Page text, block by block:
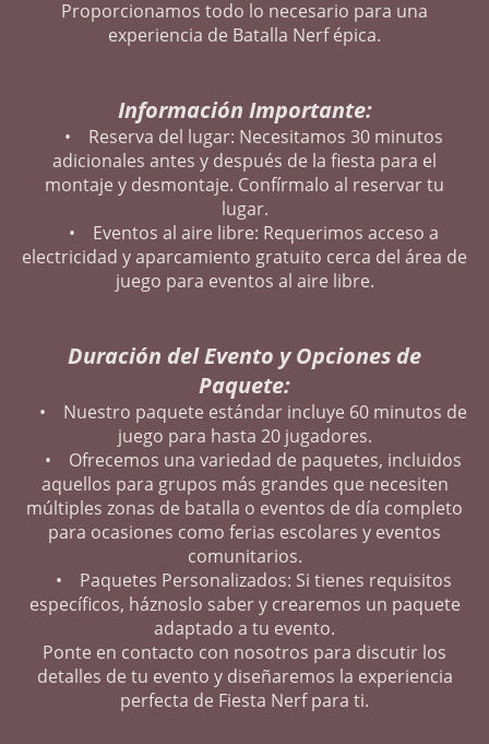
Proporcionamos todo lo necesario para una
experiencia de Batalla Nerf épica.
Información Importante:
• Reserva del lugar: Necesitamos 30 minutos
adicionales antes y después de la fiesta para el
montaje y desmontaje. Confírmalo al reservar tu
lugar.
• Eventos al aire libre: Requerimos acceso a
electricidad y aparcamiento gratuito cerca del área de
juego para eventos al aire libre.
Duración del Evento y Opciones de
Paquete:
• Nuestro paquete estándar incluye 60 minutos de
juego para hasta 20 jugadores.
• Ofrecemos una variedad de paquetes, incluidos
aquellos para grupos más grandes que necesiten
múltiples zonas de batalla o eventos de día completo
para ocasiones como ferias escolares y eventos
comunitarios.
• Paquetes Personalizados: Si tienes requisitos
específicos, háznoslo saber y crearemos un paquete
adaptado a tu evento.
Ponte en contacto con nosotros para discutir los
detalles de tu evento y diseñaremos la experiencia
perfecta de Fiesta Nerf para ti.